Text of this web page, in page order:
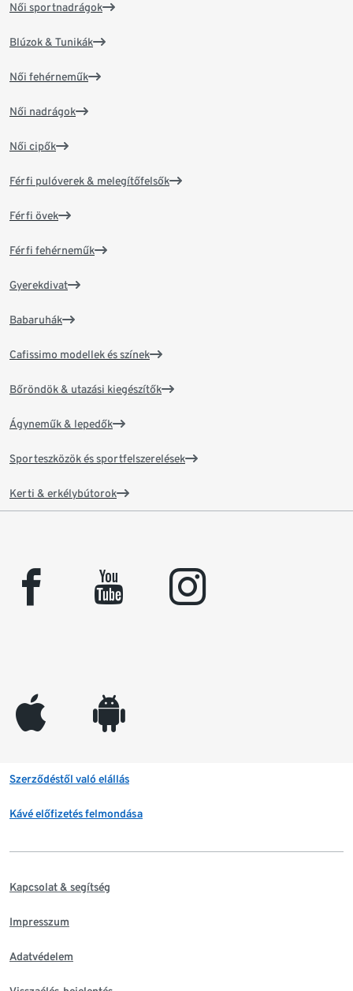
Női sportnadrágok
Blúzok & Tunikák
Női fehérneműk
Női nadrágok
Női cipők
Férfi pulóverek & melegítőfelsők
Férfi övek
Férfi fehérneműk
Gyerekdivat
Babaruhák
Cafissimo modellek és színek
Bőröndök & utazási kiegészítők
Ágyneműk & lepedők
Sporteszközök és sportfelszerelések
Kerti & erkélybútorok
facebook youtube instagram
appleinc android
Szerződéstől való elállás
Kávé előfizetés felmondása
Kapcsolat & segítség
Impresszum
Adatvédelem